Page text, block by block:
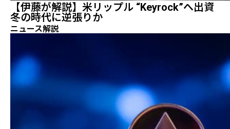
【伊藤が解説】米リップル “Keyrock”へ出資
冬の時代に逆張りか
ニュース解説